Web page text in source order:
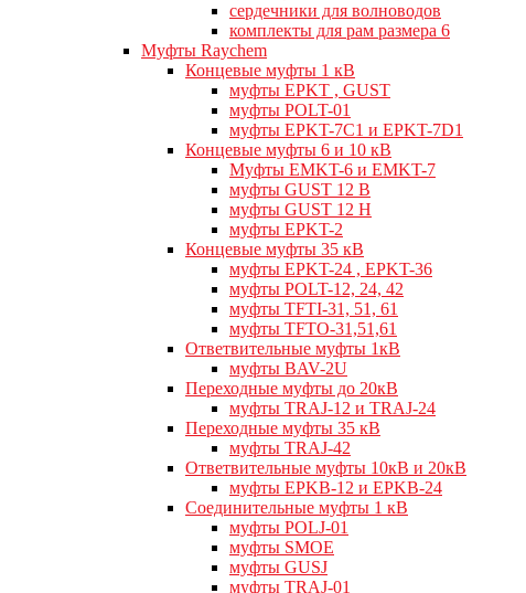
сердечники для волноводов
комплекты для рам размера 6
Муфты Raychem
Концевые муфты 1 кВ
муфты EPKT , GUST
муфты POLT-01
муфты EPKT-7C1 и EPKT-7D1
Концевые муфты 6 и 10 кВ
Муфты EMKT-6 и EMKT-7
муфты GUST 12 В
муфты GUST 12 Н
муфты EPKT-2
Концевые муфты 35 кВ
муфты EPKT-24 , EPKT-36
муфты POLT-12, 24, 42
муфты TFTI-31, 51, 61
муфты TFTO-31,51,61
Ответвительные муфты 1кВ
муфты BAV-2U
Переходные муфты до 20кВ
муфты TRAJ-12 и TRAJ-24
Переходные муфты 35 кВ
муфты TRAJ-42
Ответвительные муфты 10кВ и 20кВ
муфты EPKB-12 и EPKB-24
Cоединительные муфты 1 кВ
муфты POLJ-01
муфты SMOE
муфты GUSJ
муфты TRAJ-01